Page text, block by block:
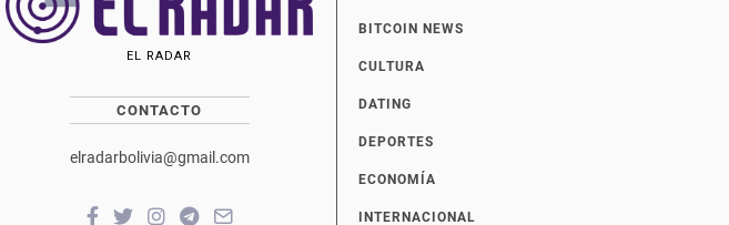
EL RADAR
CONTACTO
elradarbolivia@gmail.com
BITCOIN NEWS
CULTURA
DATING
DEPORTES
ECONOMÍA
INTERNACIONAL